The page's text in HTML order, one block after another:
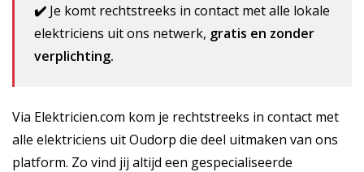
✔️ Je komt rechtstreeks in contact met alle lokale
elektriciens uit ons netwerk, gratis en zonder
verplichting.
Via Elektricien.com kom je rechtstreeks in contact met
alle elektriciens uit Oudorp die deel uitmaken van ons
platform. Zo vind jij altijd een gespecialiseerde